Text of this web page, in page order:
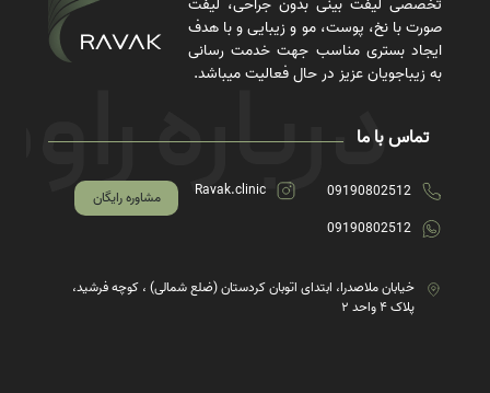
صورت با نخ، پوست، مو و زیبایی و با هدف
ایجاد بستری مناسب جهت خدمت رسانی
به زیباجویان عزیز در حال فعالیت میباشد.
تماس با ما
09190802512
09190802512
Ravak.clinic مشاوره رایگان
خیابان ملاصدرا، ابتدای اتوبان کردستان (ضلع شمالی) ، کوچه فرشید،
پلاک ۴ واحد ۲